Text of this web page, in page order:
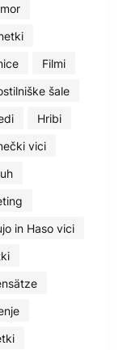
Filmi
šale
Hribi
vici
in Haso vici